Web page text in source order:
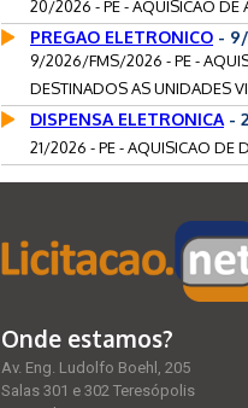
20/2026 - PE - AQUISICAO DE
PREGAO ELETRONICO - 9/
9/2026/FMS/2026 - PE -
DESTINADOS AS UNIDADES
DISPENSA ELETRONICA -
21/2026 - PE - AQUISICAO DE
Onde estamos?
Av. Eng. Ludolfo Boehl, 205
Salas 301 e 302 Teresópolis